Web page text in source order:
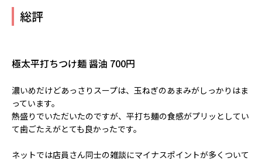
総評
極太平打ちつけ麺 醤油 700円
濃いめだけどあっさりスープは、玉ねぎのあまみがしっかりはま
っています。
熱盛りでいただいたのですが、平打ち麺の食感がプリッとしてい
て歯ごたえがとても良かったです。
ネットでは店員さん同士の雑談にマイナスポイントが多くついて